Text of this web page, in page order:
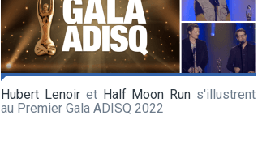
Hubert Lenoiret Half Moon Run s'illustrent
au Premier Gala ADISQ 2022